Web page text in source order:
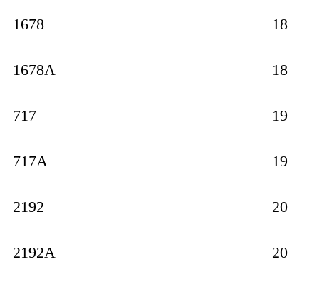
1678 18
1678A 18
717 19
717A 19
2192 20
2192A 20